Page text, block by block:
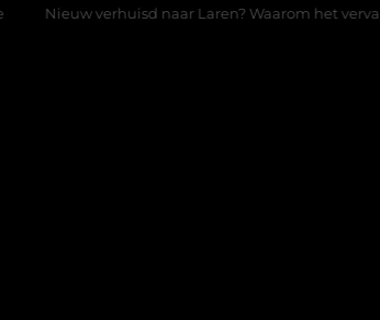
naar Laren? Waarom het vervangen van je sloten